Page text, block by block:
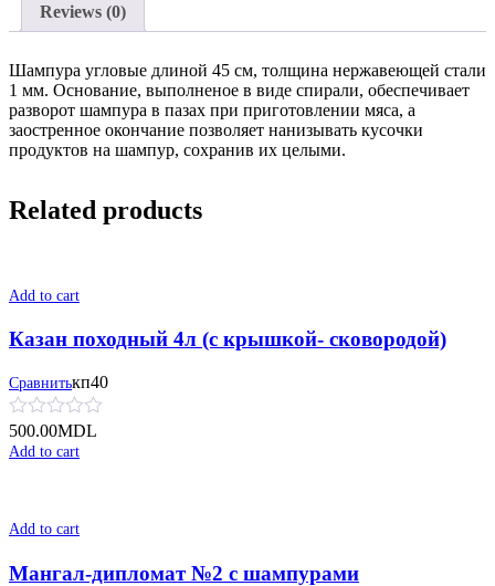
Reviews (0)
Шампура угловые длиной 45 см, толщина нержавеющей стали
1 мм. Основание, выполненое в виде спирали, обеспечивает
разворот шампура в пазах при приготовлении мяса, а
заостренное окончание позволяет нанизывать кусочки
продуктов на шампур, сохранив их целыми.
Related products
Add to cart
Казан походный 4л (с крышкой- сковородой)
Сравнитькп40
500.00MDL
Add to cart
Add to cart
Мангал-дипломат №2 с шампурами